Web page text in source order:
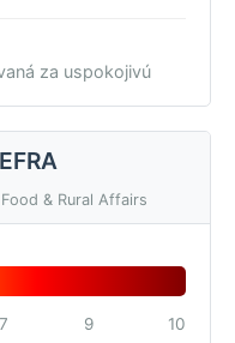
za uspokojivú
& Rural Affairs
7 9 10